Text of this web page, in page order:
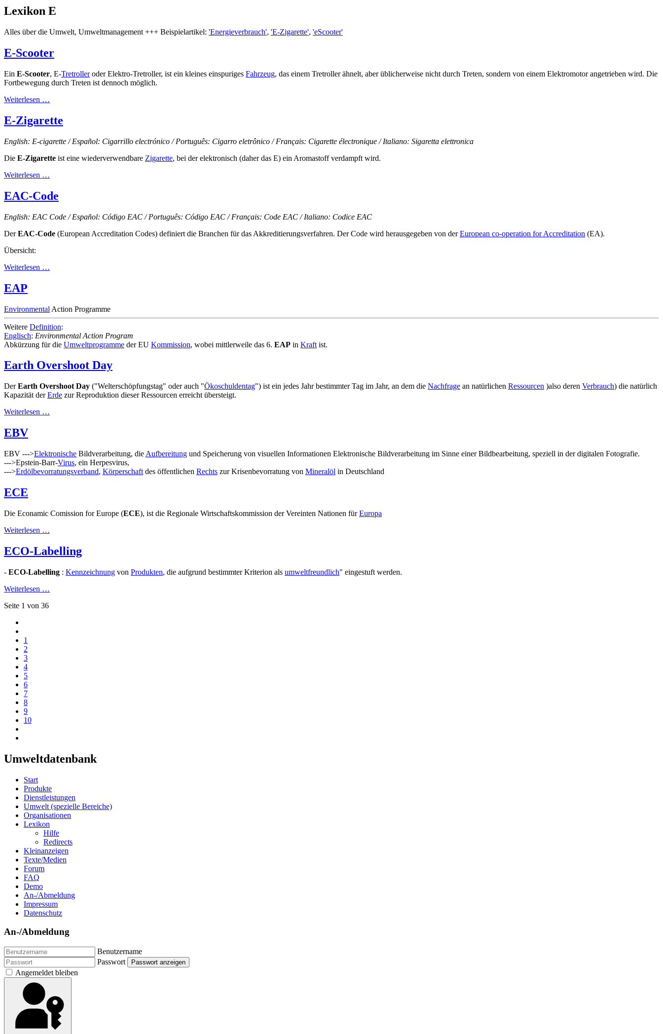
Lexikon E
Alles über die Umwelt, Umweltmanagement +++ Beispielartikel: 'Energieverbrauch', 'E-Zigarette', 'eScooter'
E-Scooter
Ein E-Scooter, E-Tretrolleroder Elektro-Tretroller, ist ein kleines einspuriges Fahrzeug, das einem Tretroller ähnelt, aber üblicherweise nicht durch Treten, sondern von einem Elektromotor angetrieben wird. Die
Fortbewegung durch Treten ist dennoch möglich.
Weiterlesen …
E-Zigarette
English: E-cigarette / Español: Cigarrillo electrónico / Português: Cigarro eletrônico / Français: Cigarette électronique / Italiano: Sigaretta elettronica
Die E-Zigarette ist eine wiederverwendbare Zigarette, bei der elektronisch (daher das E) ein Aromastoff verdampft wird.
Weiterlesen …
EAC-Code
English: EAC Code / Español: Código EAC / Português: Código EAC / Français: Code EAC / Italiano: Codice EAC
DerEAC-Code (European Accreditation Codes) definiert die Branchen für das Akkreditierungsverfahren. Der Code wird herausgegeben von derEuropean co-operation for Accreditation (EA).
Übersicht:
Weiterlesen …
EAP
Environmental Action Programme
Weitere Definition:
Englisch: Environmental Action Program
Abkürzung für die Umweltprogramme der EU Kommission, wobei mittlerweile das 6. EAP in Kraft ist.
Earth Overshoot Day
DerEarth Overshoot Day ("Welterschöpfungstag" oder auch "Ökoschuldentag") ist ein jedes Jahr bestimmter Tag im Jahr, an dem die Nachfrage an natürlichen Ressourcen )also deren Verbrauch) die natürlich
Kapazität derErde zur Reproduktion dieser Ressourcen erreicht übersteigt.
Weiterlesen …
EBV
EBV --->Elektronische Bildverarbeitung, die Aufbereitung und Speicherung von visuellen Informationen Elektronische Bildverarbeitung im Sinne einer Bildbearbeitung, speziell in der digitalen Fotografie.
--->Epstein-Barr-Virus, ein Herpesvirus,
--->Erdölbevorratungsverband, Körperschaft des öffentlichen Rechts zur Krisenbevorratung von Mineralöl in Deutschland
ECE
Die Econamic Comission for Europe (ECE), ist die Regionale Wirtschaftskommission der Vereinten Nationen fürEuropa
Weiterlesen …
ECO-Labelling
- ECO-Labelling : Kennzeichnung von Produkten, die aufgrund bestimmter Kriterion als umweltfreundlich" eingestuft werden.
Weiterlesen …
Seite 1 von 36
1
2
3
4
5
6
7
8
9
10
Umweltdatenbank
Start
Produkte
Dienstleistungen
Umwelt (spezielle Bereiche)
Organisationen
Lexikon
Hilfe
Redirects
Kleinanzeigen
Texte/Medien
Forum
FAQ
Demo
An-/Abmeldung
Impressum
Datenschutz
An-/Abmeldung
Benutzername
Passwort
Passwort anzeigen
Angemeldet bleiben